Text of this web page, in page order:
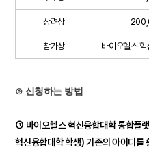
장려상
참가상 바이오헬스
⊙ 신청하는 방법
➀ 바이오헬스 혁신융합대학 통합플
혁신융합대학 학생) 기존의 아이디를